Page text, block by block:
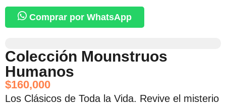
Comprar por WhatsApp
Colección Mounstruos
Humanos
$160,000
Los Clásicos de Toda la Vida. Revive el misterio